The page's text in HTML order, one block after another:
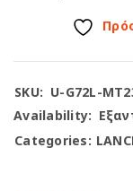
SKU: U-G72L-
Availability:
Categories: